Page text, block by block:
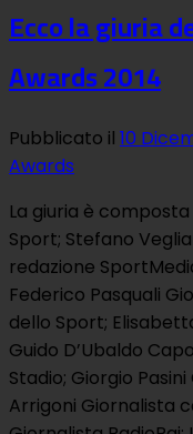
Ecco la giuria
Awards 2014
Pubblicato il 10
Awards
La giuria è
Sport; Stefano
redazione
Federico Pasquali
dello Sport;
Guido D’Ubaldo
Stadio; Giorgio
Arrigoni Giornalista